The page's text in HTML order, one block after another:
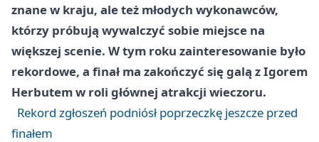
znane w kraju, ale też młodych wykonawców,
którzy próbują wywalczyć sobie miejsce na
większej scenie. W tym roku zainteresowanie było
rekordowe, a finał ma zakończyć się galą z Igorem
Herbutem w roli głównej atrakcji wieczoru.
Rekord zgłoszeń podniósł poprzeczkę jeszcze przed
finałem